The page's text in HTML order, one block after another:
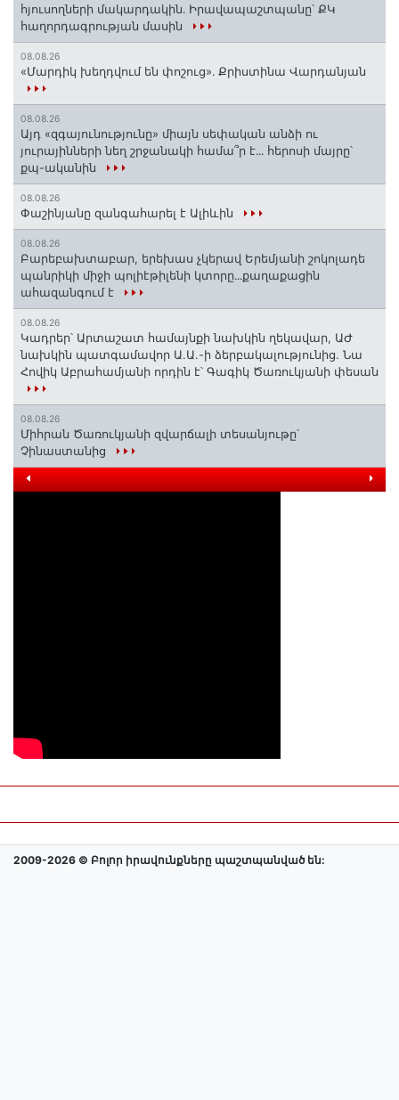
հյուսողների մակարդակին․ Իրավապաշտպանը՝ ՔԿ
հաղորդագրության մասին
08.08.26
«Մարդիկ խեղդվում են փոշուց»․ Քրիստինա Վարդանյան
08.08.26
Այդ «զգայունությունը» միայն սեփական անձի ու
յուրայինների նեղ շրջանակի համա՞ր է․․․ հերոսի մայրը՝
քպ-ականին
08.08.26
Փաշինյանը զանգահարել է Ալիևին
08.08.26
Բարեբախտաբար, երեխաս չկերավ Երեմյանի շոկոլադե
պանրիկի միջի պոլիէթիլենի կտորը․․․քաղաքացին
ահազանգում է
08.08.26
Կադրեր՝ Արտաշատ համայնքի նախկին ղեկավար, ԱԺ
նախկին պատգամավոր Ա.Ա.-ի ձերբակալությունից. Նա
Հովիկ Աբրահամյանի որդին է՝ Գագիկ Ծառուկյանի փեսան
08.08.26
Միհրան Ծառուկյանի զվարճալի տեսանյութը՝
Չինաստանից
2009-2026 © Բոլոր իրավունքները պաշտպանված են: